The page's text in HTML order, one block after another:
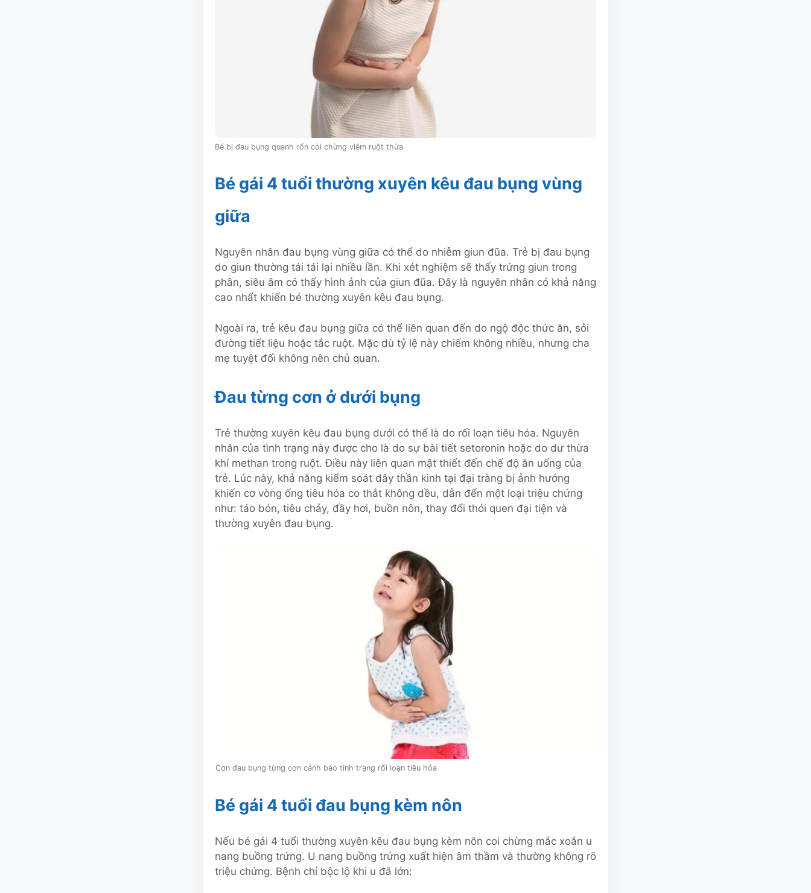
Bé bị đau bụng quanh rốn còi chừng viêm ruột thừa
Bé gái 4 tuổi thường xuyên kêu đau bụng vùng
giữa
Nguyên nhân đau bụng vùng giữa có thể do nhiễm giun đũa. Trẻ bị đau bụng
do giun thường tái tái lại nhiều lần. Khi xét nghiệm sẽ thấy trứng giun trong
phân, siêu âm có thấy hình ảnh của giun đũa. Đây là nguyên nhân có khả năng
cao nhất khiến bé thường xuyên kêu đau bụng.
Ngoài ra, trẻ kêu đau bụng giữa có thể liên quan đến do ngộ độc thức ăn, sỏi
đường tiết liệu hoặc tắc ruột. Mặc dù tỷ lệ này chiếm không nhiều, nhưng cha
mẹ tuyệt đối không nên chủ quan.
Đau từng cơn ở dưới bụng
Trẻ thường xuyên kêu đau bụng dưới có thể là do rối loạn tiêu hóa. Nguyên
nhân của tình trạng này được cho là do sự bài tiết setoronin hoặc do dư thừa
khí methan trong ruột. Điều này liên quan mật thiết đến chế độ ăn uống của
trẻ. Lúc này, khả năng kiểm soát dây thần kinh tại đại tràng bị ảnh hướng
khiến cơ vòng ống tiêu hóa co thắt không dều, dẫn đến một loại triệu chứng
như: táo bón, tiêu chảy, đầy hơi, buồn nôn, thay đổi thói quen đại tiện và
thường xuyên đau bụng.
Cơn đau bụng từng cơn cảnh báo tình trạng rối loạn tiêu hóa
Bé gái 4 tuổi đau bụng kèm nôn
Nếu bé gái 4 tuổi thường xuyên kêu đau bụng kèm nôn coi chừng mắc xoắn u
nang buồng trứng. U nang buồng trứng xuất hiện âm thầm và thường không rõ
triệu chứng. Bệnh chỉ bộc lộ khi u đã lớn: